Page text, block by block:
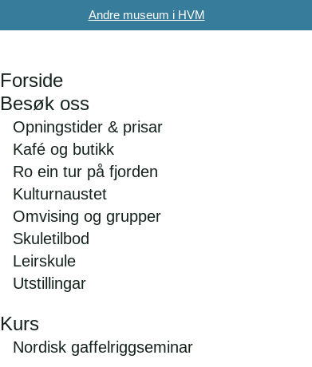
Andre museum i HVM
Forside
Besøk oss
Opningstider & prisar
Kafé og butikk
Ro ein tur på fjorden
Kulturnaustet
Omvising og grupper
Skuletilbod
Leirskule
Utstillingar
Kurs
Nordisk gaffelriggseminar